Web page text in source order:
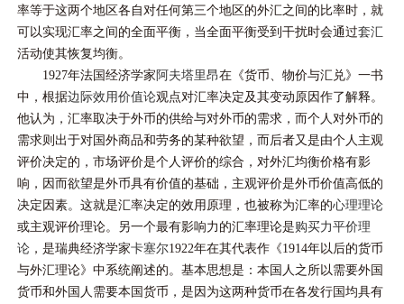
率等于这两个地区各自对任何第三个地区的外汇之间的比率时，就
可以实现汇率之间的全面平衡，当全面平衡受到干扰时会通过套汇
活动使其恢复均衡。
1927年法国经济学家 阿夫塔里昂在《货币、物价与汇兑》一书
中，根据边际效用价值论观点对汇率决定及其变动原因作了解释。
他认为，汇率取决于外币的供给与对外币的需求，而个人对外币的
需求则出于对国外商品和劳务的某种欲望，而后者又是由个人主观
评价决定的，市场评价是个人评价的综合，对外汇均衡价格有影
响，因而欲望是外币具有价值的基础，主观评价是外币价值高低的
决定因素。这就是汇率决定的效用原理，也被称为汇率的心理理论
或主观评价理论。另一个最有影响力的汇率理论是购买力平价理
论 ，是瑞典经济学家卡塞尔1922年在其代表作《1914年以后的货币
与外汇理论》中系统阐述的。基本思想是：本国人之所以需要外国
货币和外国人需要本国货币，是因为这两种货币在各发行国均具有